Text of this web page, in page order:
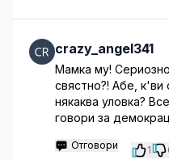
crazy_angel341
Мамка му!
свястно?! Абе,
някаква уловка?
говори за
Отговори 1